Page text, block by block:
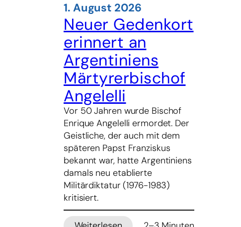
1. August 2026
Neuer Gedenkort
erinnert an
Argentiniens
Märtyrerbischof
Angelelli
Vor 50 Jahren wurde Bischof
Enrique Angelelli ermordet. Der
Geistliche, der auch mit dem
späteren Papst Franziskus
bekannt war, hatte Argentiniens
damals neu etablierte
Militärdiktatur (1976-1983)
kritisiert.